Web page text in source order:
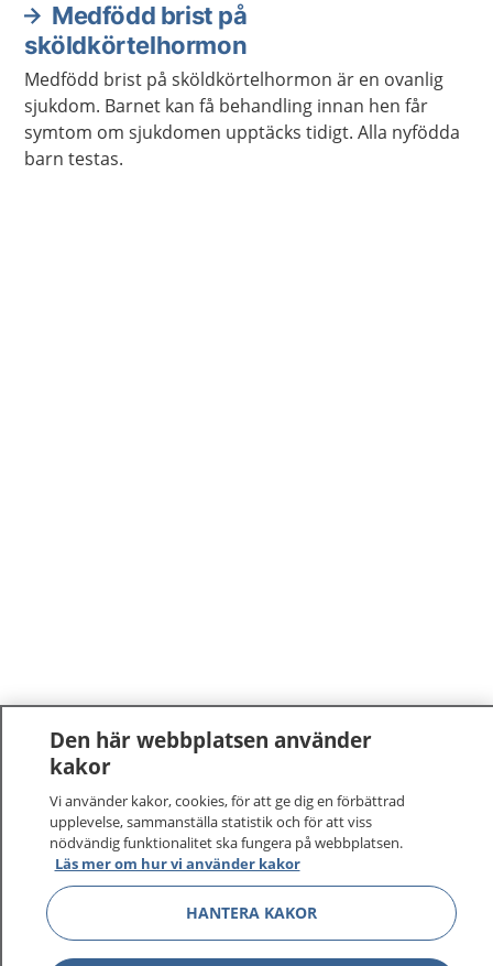
Medfödd brist på
sköldkörtelhormon
Medfödd brist på sköldkörtelhormon är en ovanlig
sjukdom. Barnet kan få behandling innan hen får
symtom om sjukdomen upptäcks tidigt. Alla nyfödda
barn testas.
Den här webbplatsen använder
kakor
Vi använder kakor, cookies, för att ge dig en förbättrad
upplevelse, sammanställa statistik och för att viss
nödvändig funktionalitet ska fungera på webbplatsen.
Läs mer om hur vi använder kakor
HANTERA KAKOR